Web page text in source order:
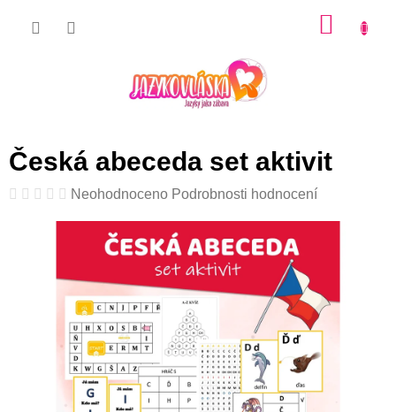
Česká abeceda set aktivit
Průměrné
produktu
hvězdiček.
Neohodnoceno Podrobnosti hodnocení